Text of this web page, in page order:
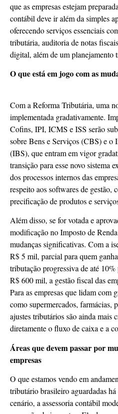
que as empresas estejam
contábil deve ir além da simples
oferecendo serviços essenciais
tributária, auditoria de notas
digital, além de um planejamento
O que está em jogo com as
Com a Reforma Tributária, uma
implementada gradativamente.
Cofins, IPI, ICMS e ISS serão
sobre Bens e Serviços (CBS) e o
(IBS), que entram em vigor
transição para esse novo sistema
dos processos internos das
respeito aos softwares de gestão,
precificação de produtos e
Além disso, se for votada e
modificação no Imposto de
mudanças significativas. Com a
R$ 5 mil, parcial para quem
tributação progressiva de até
R$ 600 mil, a gestão fiscal das
Para as empresas que lidam com
como supermercados, farmácias,
ajustes tributários são ainda mais
diretamente o fluxo de caixa e a
Áreas que devem passar por
empresas
O que estamos vendo em
tributário brasileiro aguardadas
cenário, a assessoria contábil